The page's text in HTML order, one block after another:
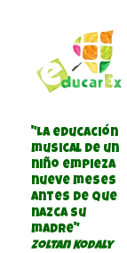
"La educación
musical de un
niño empieza
nueve meses
antes de que
nazca su
madre"
Zoltan Kodaly